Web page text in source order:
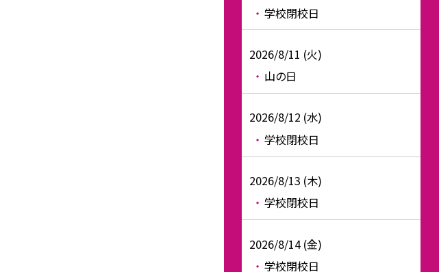
学校閉校日
2026/8/11 (火)
山の日
2026/8/12 (水)
学校閉校日
2026/8/13 (木)
学校閉校日
2026/8/14 (金)
学校閉校日